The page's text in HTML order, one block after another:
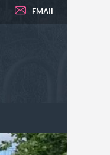
EMAIL